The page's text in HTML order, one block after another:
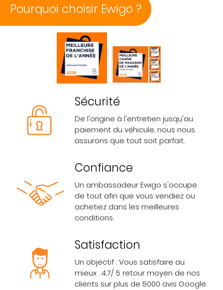
Pourquoi choisir Ewigo ?
Sécurité
De l'origine à l'entretien jusqu'au
paiement du véhicule, nous nous
assurons que tout soit parfait.
Confiance
Un ambassadeur Ewigo s'occupe
de tout afin que vous vendiez ou
achetiez dans les meilleures
conditions.
Satisfaction
Un objectif : Vous satisfaire au
mieux . 4,7/ 5 retour moyen de nos
clients sur plus de 5000 avis Google.